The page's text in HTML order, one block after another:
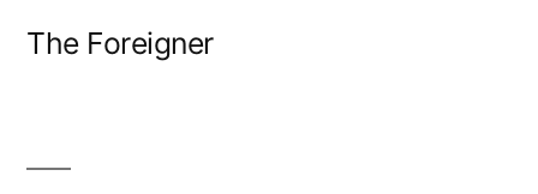
The Foreigner